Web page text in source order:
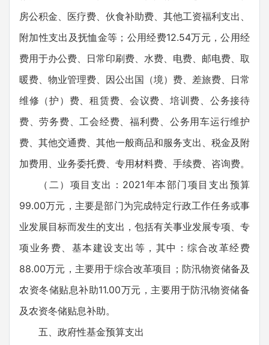
房公积金、医疗费、伙食补助费、其他工资福利支出、
附加性支出及抚恤金等；公用经费12.54万元，公用经
费用于办公费、日常印刷费、水费、电费、邮电费、取
暖费、物业管理费、因公出国（境）费、差旅费、日常
维修（护）费、租赁费、会议费、培训费、公务接待
费、劳务费、工会经费、福利费、公务用车运行维护
费、其他交通费、其他一般商品和服务支出、税金及附
加费用、业务委托费、专用材料费、手续费、咨询费。
（二）项目支出：2021年本部门项目支出预算
99.00万元，主要是部门为完成特定行政工作任务或事
业发展目标而发生的支出，包括有关事业发展专项、专
项业务费、基本建设支出等，其中：综合改革经费
88.00万元，主要用于综合改革项目；防汛物资储备及
农资冬储贴息补助11.00万元，主要用于防汛物资储备
及农资冬储贴息补助。
五、政府性基金预算支出